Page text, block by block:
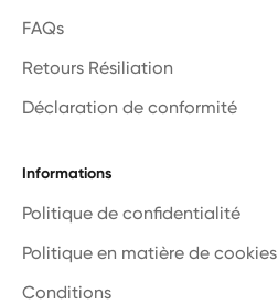
FAQs
Retours Résiliation
Déclaration de conformité
Informations
Politique de confidentialité
Politique en matière de cookies
Conditions